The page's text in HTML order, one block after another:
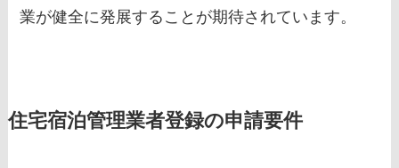
業が健全に発展することが期待されています。
住宅宿泊管理業者登録の申請要件